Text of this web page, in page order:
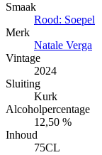
Smaak
Rood: Soepel
Merk
Natale Verga
Vintage
2024
Sluiting
Kurk
Alcoholpercentage
12,50 %
Inhoud
75CL